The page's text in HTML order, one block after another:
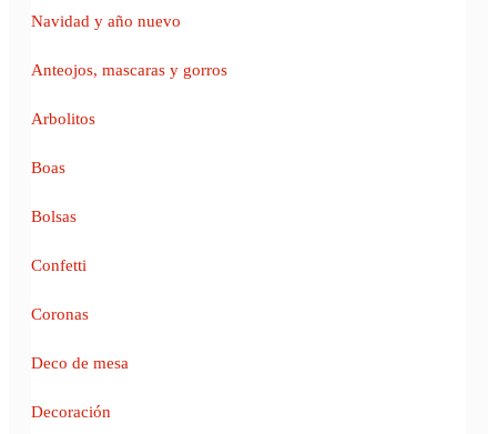
Navidad y año nuevo
Anteojos, mascaras y gorros
Arbolitos
Boas
Bolsas
Confetti
Coronas
Deco de mesa
Decoración